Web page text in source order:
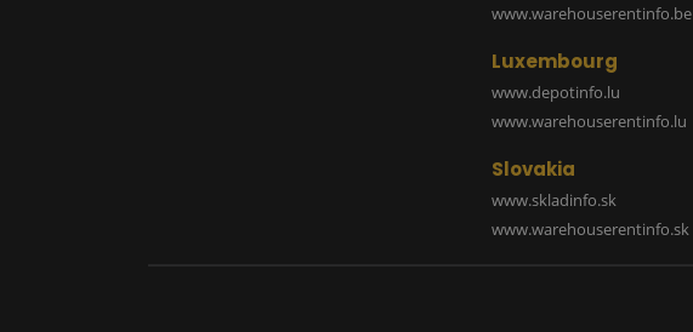
www.warehouserentinfo.be
Luxembourg
www.depotinfo.lu
www.warehouserentinfo.lu
Slovakia
www.skladinfo.sk
www.warehouserentinfo.sk